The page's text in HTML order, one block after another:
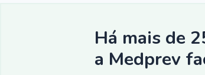
Há mais de
a Medprev